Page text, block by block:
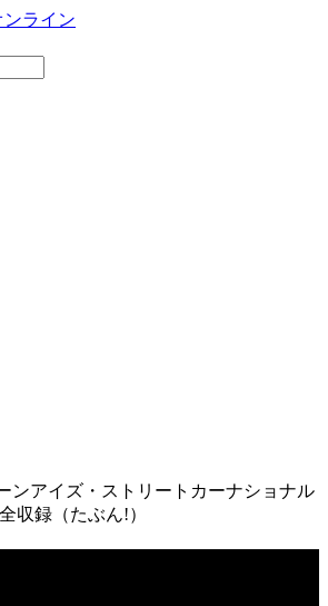
ンライン
ンアイズ・ストリートカーナショナル
収録（たぶん!）